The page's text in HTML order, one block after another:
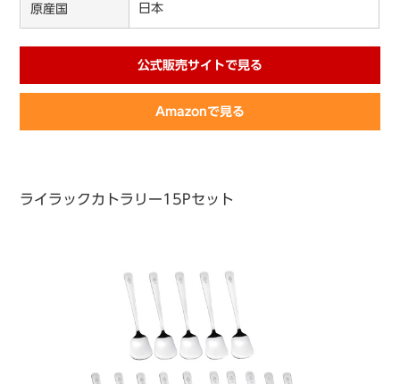
原産国 日本
公式販売サイトで見る
Amazonで見る
ライラックカトラリー15Pセット